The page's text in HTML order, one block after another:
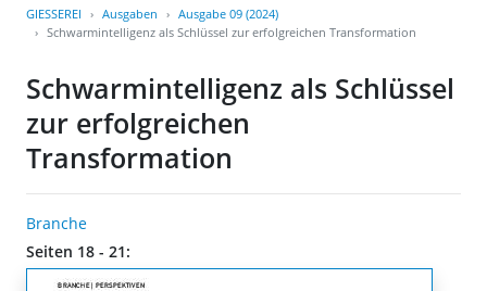
GIESSEREI Ausgaben
Ausgabe 09 (2024)
Schwarmintelligenz als Schlüssel zur erfolgreichen Transformation
Schwarmintelligenz als Schlüssel
zur erfolgreichen
Transformation
Branche
Seiten 18 - 21: